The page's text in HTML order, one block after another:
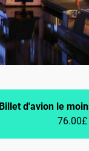
Billet d'avion le
76.00£